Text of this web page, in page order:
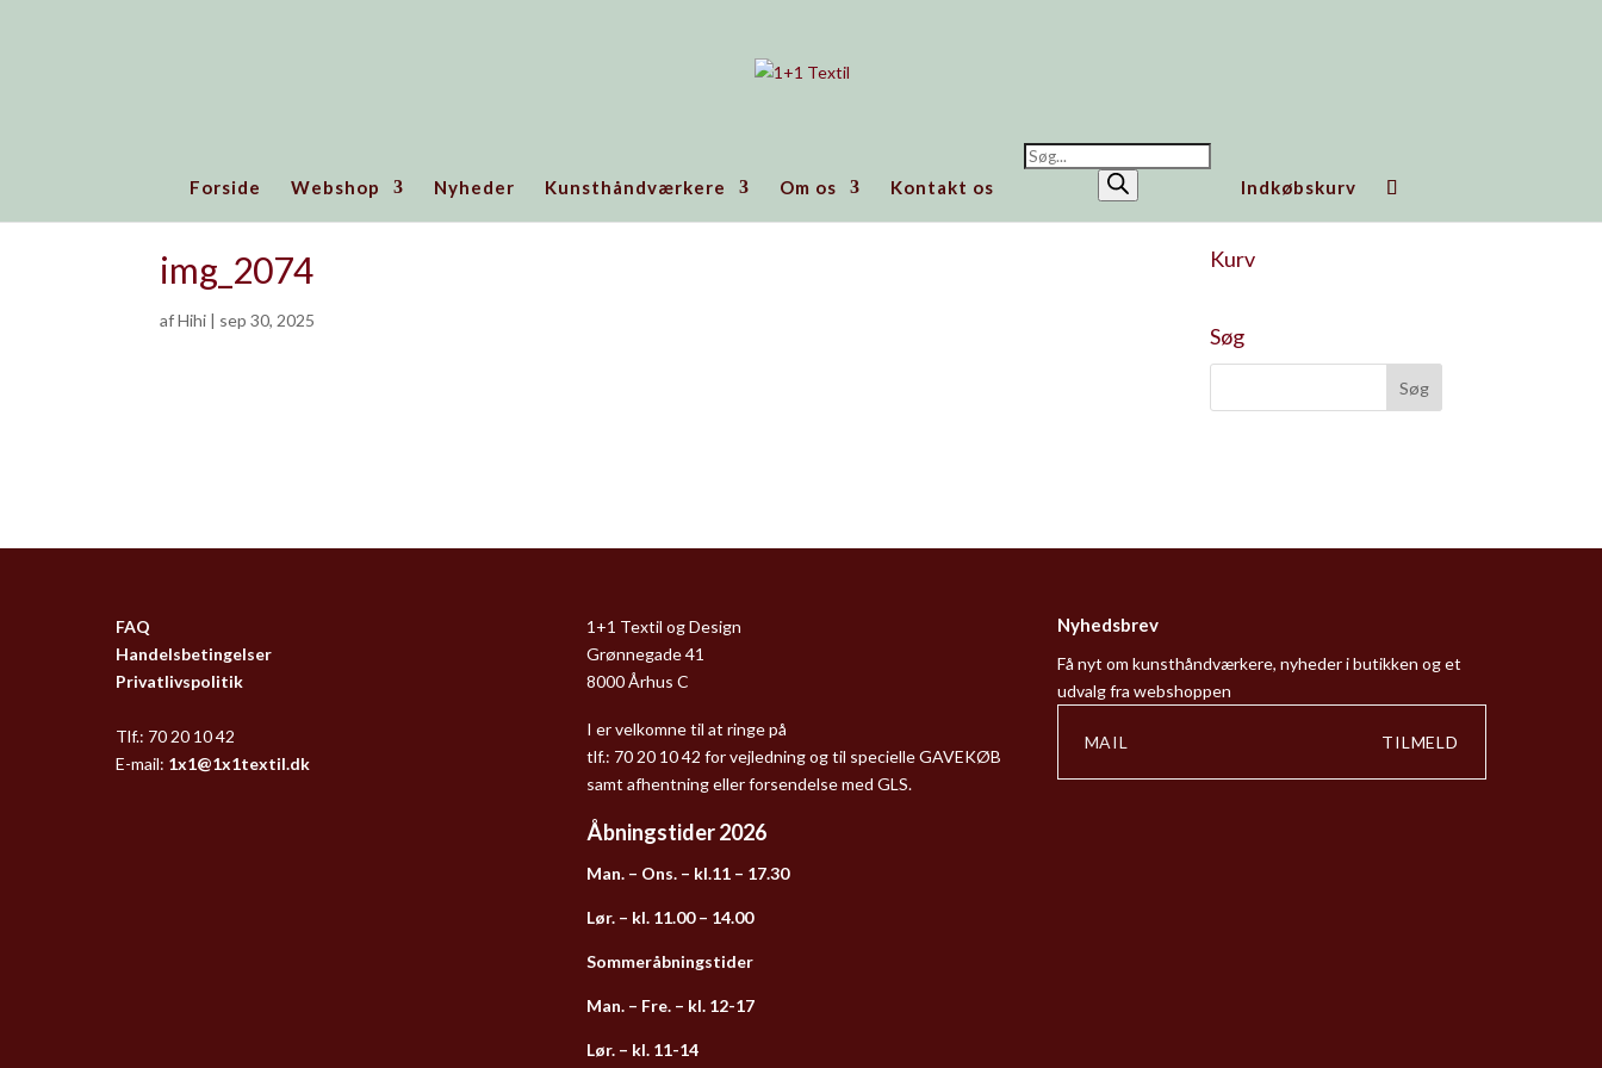
Forside Webshop Nyheder Kunsthåndværkere Om os Kontakt os
Products
search
Indkøbskurv
img_2074
afHihi | sep 30, 2025
Kurv
Søg
FAQ
Handelsbetingelser
Privatlivspolitik
Tlf.: 70 20 10 42
E-mail: 1x1@1x1textil.dk
1+1 Textil og Design
Grønnegade 41
8000 Århus C
I er velkomne til at ringe på
tlf.: 70 20 10 42 for vejledning og til specielle GAVEKØB
samt afhentning eller forsendelse med GLS.
Åbningstider 2026
Man. – Ons. – kl.11 – 17.30
Lør. – kl. 11.00 – 14.00
Sommeråbningstider
Man. – Fre. – kl. 12-17
Lør. – kl. 11-14
Nyhedsbrev
Få nyt om kunsthåndværkere, nyheder i butikken og et
udvalg fra webshoppen
TILMELD